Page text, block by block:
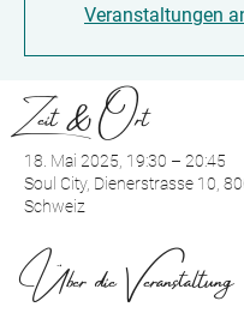
Veranstaltungen
Zeit & Ort
18. Mai 2025, 19:30 – 20:45
Soul City, Dienerstrasse 10,
Schweiz
Über die Veranstaltung